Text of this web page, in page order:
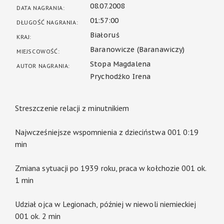
DATA NAGRANIA: 08.07.2008
DŁUGOŚĆ NAGRANIA: 01:57:00
KRAJ: Białoruś
MIEJSCOWOŚĆ: Baranowicze (Baranawiczy)
AUTOR NAGRANIA:
Stopa Magdalena
Prychodźko Irena
Streszczenie relacji z minutnikiem
Najwcześniejsze wspomnienia z dzieciństwa 001 0:19
min
Zmiana sytuacji po 1939 roku, praca w kołchozie 001 ok.
1 min
Udział ojca w Legionach, później w niewoli niemieckiej
001 ok. 2 min